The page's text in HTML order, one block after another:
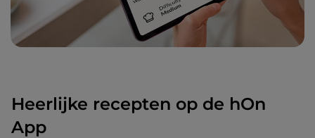
Heerlijke recepten op de hOn
App